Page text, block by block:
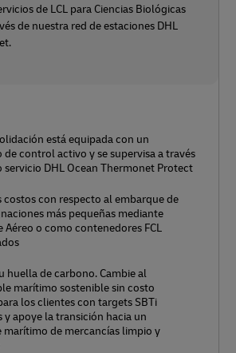
de LCL para Ciencias Biológicas
de nuestra red de estaciones DHL
está equipada con un
de control activo y se supervisa a través
servicio DHL Ocean Thermonet Protect
costos con respecto al embarque de
más pequeñas mediante
Aéreo o como contenedores FCL
huella de carbono. Cambie al
marítimo sostenible sin costo
los clientes con targets SBTi
y apoye la transición hacia un
de mercancías limpio y